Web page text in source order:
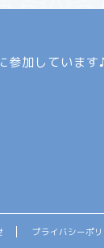
参加しています
プライバシーポ